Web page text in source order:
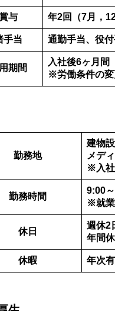
賞与 年2回（7月，12
手当 通勤手当、役
期間
入社後6ヶ月間
※労働条件の変
勤務地
建物
メデ
※入
勤務時間
9:00
※就業
休日
週休2
年間
休暇 年次